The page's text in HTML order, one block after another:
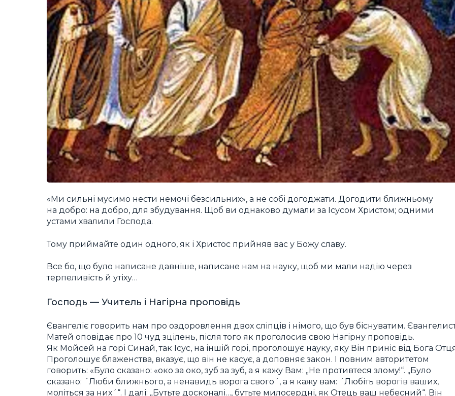
«Ми сильні мусимо нести немочі безсильних», а не собі догоджати. Догодити ближньому
на добро: на добро, для збудування. Щоб ви однаково думали за Ісусом Христом; одними
устами хвалили Господа.
Тому приймайте один одного, як і Христос прийняв вас у Божу славу.
Все бо, що було написане давніше, написане нам на науку, щоб ми мали надію через
терпеливість й утіху…
Господь — Учитель і Нагірна проповідь
Євангеліє говорить нам про оздоровлення двох сліпців і німого, що був біснуватим.
Матей оповідає про 10 чуд зцілень, після того як проголосив свою Нагірну проповідь.
Як Мойсей на горі Синай, так Ісус, на іншій горі, проголошує науку, яку Він приніс від Бога
Проголошує блаженства, вказує, що він не касує, а доповняє закон. І повним авторитетом
говорить: «Було сказано: «око за око, зуб за зуб, а я кажу Вам: „Не противтеся злому!“. „Було
сказано: ´Люби ближнього, а ненавидь ворога свого´, а я кажу вам: ´Любіть ворогів ваших,
моліться за них´“. І далі: „Бутьте досконалі…, бутьте милосердні, як Отець ваш небесний“. Він